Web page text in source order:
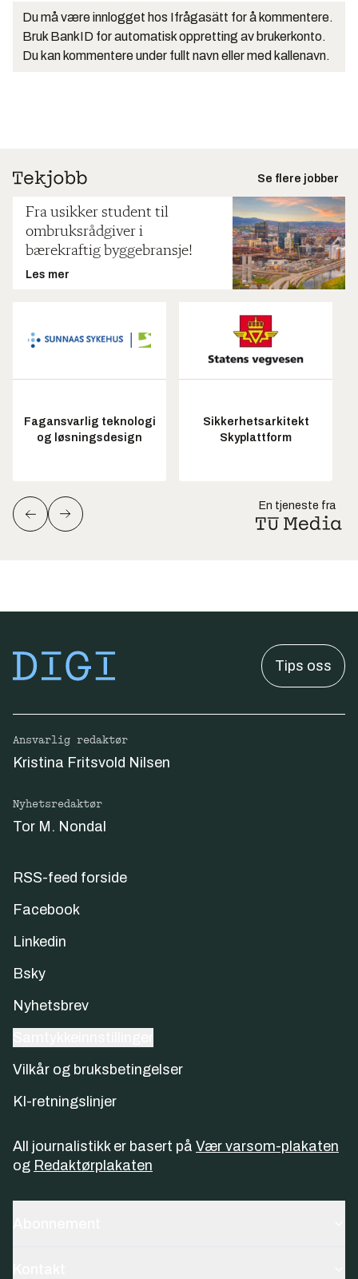
Du må være innlogget hos Ifrågasätt for å kommentere.
Bruk BankID for automatisk oppretting av brukerkonto.
Du kan kommentere under fullt navn eller med kallenavn.
Se flere jobber
Fra usikker student til
ombruksrådgiver i
bærekraftig byggebransje!
Les mer
Fagansvarlig teknologi
og løsningsdesign
Sikkerhetsarkitekt
Skyplattform
En tjeneste fra
Tips oss
Ansvarlig redaktør
Kristina Fritsvold Nilsen
Nyhetsredaktør
Tor M. Nondal
RSS-feed forside
Facebook
Linkedin
Bsky
Nyhetsbrev
Vilkår og bruksbetingelser
KI-retningslinjer
All journalistikk er basert på Vær varsom-plakaten
og Redaktørplakaten